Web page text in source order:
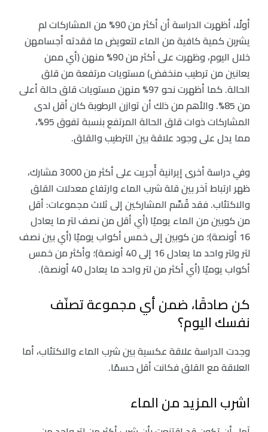
أولًا، أظهرت الدراسة أن أكثر من 90% من المشاركات لم
يشربن كمية كافية من الماء لتعويض ما فقدته أجسامهن
خلال اليوم، وظهرت على أكثر من 90% منهن (أي ممن
يعانين من ترطيب منخفض) مستويات مرتفعة من قلق
الحالة. كما أظهرت نحو 97% منهن مستويات قلق حالة أعلى
من 85%. والأهم من ذلك أن توازن الرطوبة كان أقل لدى
المشاركات ذوات قلق الحالة المرتفع بنسبة تفوق 95%،
مما يدل على وجود علاقة بين الترطيب والقلق.
وفي دراسة أخرى إيرانية أُجريت على أكثر من 3000 مشارك،
ظهر ارتباط آخر بين قلة شرب الماء وارتفاع معدلات القلق
والاكتئاب. فقد قُسِّم المشاركين إلى ثلاث مجموعات: أقل
من كوبين من الماء يوميًا (أي أقل من نصف لتر ما يعادل
16 أونصة)؛ من كوبين إلى خمس أكواب يوميًا (أي بين نصف
لتر ولتر واحد ما يعادل 16 إلى 40 أونصة)؛ وأكثر من خمس
أكواب يوميًا (أي أكثر من لتر واحد ما يعادل 40 أونصة).
كن صادقًا، ضمن أي مجموعة تصنّف
نفسك اليوم؟
وجدت الدراسة علاقة عكسية بين شرب الماء والاكتئاب، أما
العلاقة مع القلق فكانت أقل حسمًا.
اشرب المزيد من الماء